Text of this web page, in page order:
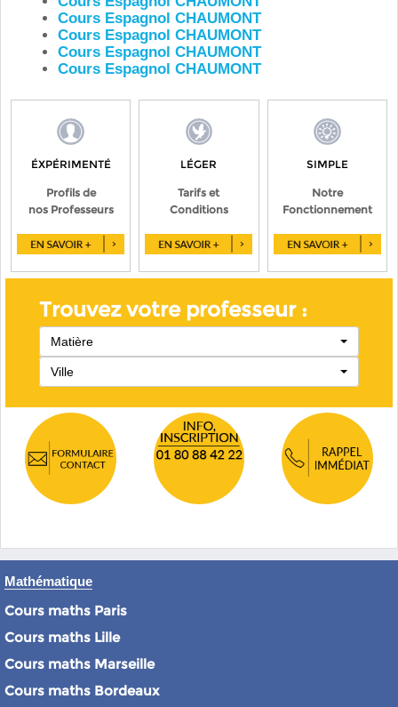
Cours Espagnol CHAUMONT
Cours Espagnol CHAUMONT
Cours Espagnol CHAUMONT
Cours Espagnol CHAUMONT
ÉXPÉRIMENTÉ
Profils de
nos Professeurs
LÉGER
Tarifs et
Conditions
SIMPLE
Notre
Fonctionnement
Trouvez votre professeur :
Matière
Ville
Mathématique
Cours maths Paris
Cours maths Lille
Cours maths Marseille
Cours maths Bordeaux